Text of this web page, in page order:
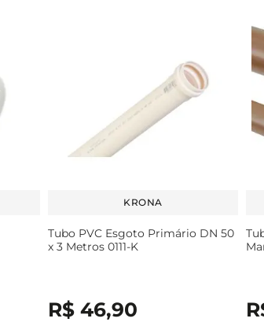
KRONA
Tubo PVC Esgoto Primário DN 50
x 3 Metros 0111-K
R$ 46,90